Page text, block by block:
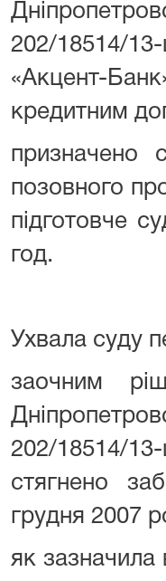
202/18514/
«Акцент-
кредитним
призначено
позовного
підготовче
год.
Ухвала суду
заочним
202/18514/
стягнено
грудня 2007
як зазначила